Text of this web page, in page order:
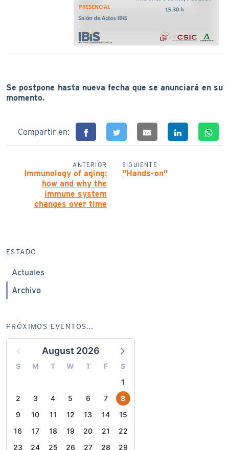
Se postpone hasta nueva fecha que se anunciará en su
momento.
Compartir en:
ANTERIOR
Immunology of aging:
how and why the
immune system
changes over time
SIGUIENTE
"Hands-on"
ESTADO
Actuales
Archivo
PRÓXIMOS EVENTOS...
August 2026
S M T W T F
S
1
2
3 4 5 6 7
8
9
10 11 12 13 14
15
16
17 18 19 20 21
22
23
24 25 26 27 28 29